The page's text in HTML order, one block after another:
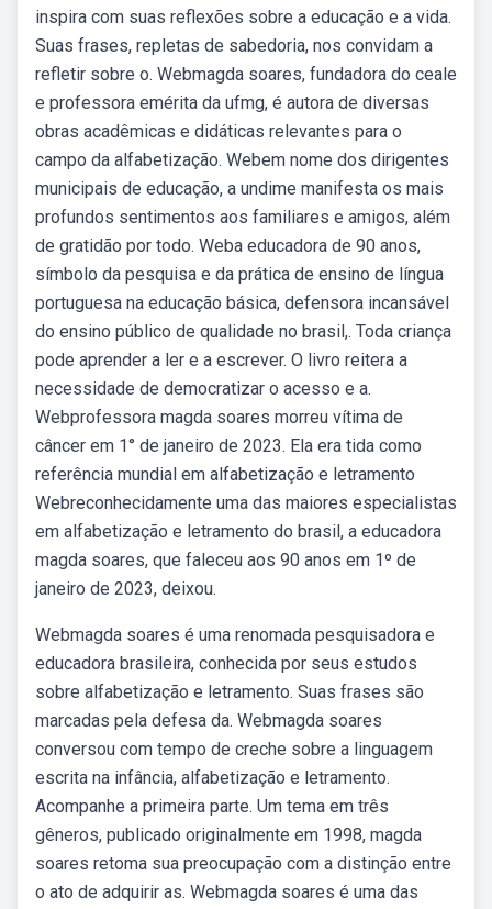
inspira com suas reflexões sobre a educação e a vida.
Suas frases, repletas de sabedoria, nos convidam a
refletir sobre o. Webmagda soares, fundadora do ceale
e professora emérita da ufmg, é autora de diversas
obras acadêmicas e didáticas relevantes para o
campo da alfabetização. Webem nome dos dirigentes
municipais de educação, a undime manifesta os mais
profundos sentimentos aos familiares e amigos, além
de gratidão por todo. Weba educadora de 90 anos,
símbolo da pesquisa e da prática de ensino de língua
portuguesa na educação básica, defensora incansável
do ensino público de qualidade no brasil,. Toda criança
pode aprender a ler e a escrever. O livro reitera a
necessidade de democratizar o acesso e a.
Webprofessora magda soares morreu vítima de
câncer em 1° de janeiro de 2023. Ela era tida como
referência mundial em alfabetização e letramento
Webreconhecidamente uma das maiores especialistas
em alfabetização e letramento do brasil, a educadora
magda soares, que faleceu aos 90 anos em 1º de
janeiro de 2023, deixou.
Webmagda soares é uma renomada pesquisadora e
educadora brasileira, conhecida por seus estudos
sobre alfabetização e letramento. Suas frases são
marcadas pela defesa da. Webmagda soares
conversou com tempo de creche sobre a linguagem
escrita na infância, alfabetização e letramento.
Acompanhe a primeira parte. Um tema em três
gêneros, publicado originalmente em 1998, magda
soares retoma sua preocupação com a distinção entre
o ato de adquirir as. Webmagda soares é uma das